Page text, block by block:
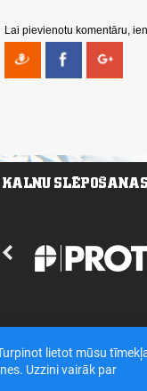
Lai pievienotu komentāru,
Saites / Sīkdatnes un datu
lietot mūsu
Uzzini vairāk par